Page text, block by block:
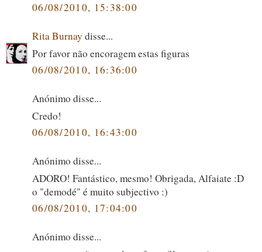
06/08/2010, 15:38:00
Rita Burnay disse...
Por favor não encoragem estas figuras
06/08/2010, 16:36:00
Anónimo disse...
Credo!
06/08/2010, 16:43:00
Anónimo disse...
ADORO! Fantástico, mesmo! Obrigada, Alfaiate :D
o "demodé" é muito subjectivo :)
06/08/2010, 17:04:00
Anónimo disse...